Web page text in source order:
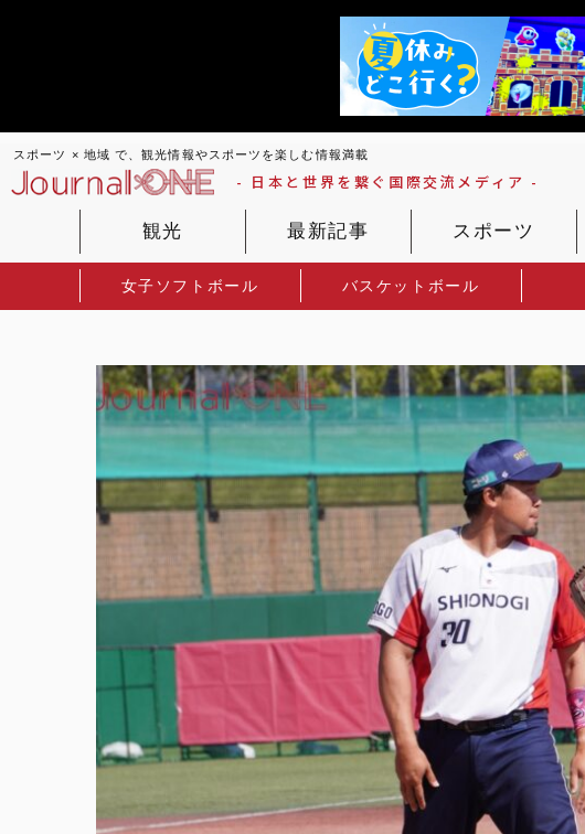
スポーツ × 地域 で、観光情報やスポーツを楽しむ情報満載
- 日本と世界を繋ぐ国際交流メディア -
観光 最新記事 スポーツ
女子ソフトボール バスケットボール